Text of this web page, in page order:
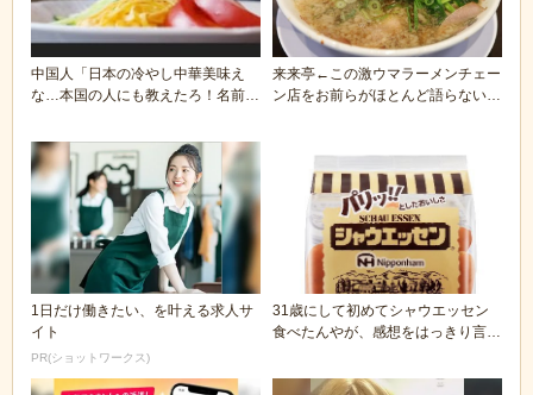
中国人「日本の冷やし中華美味え
な…本国の人にも教えたろ！名前
来来亭←この激ウマラーメンチェー
ン店をお前らがほとんど語らない理
1日だけ働きたい、を叶える求人サ
イト
PR(ショットワークス)
31歳にして初めてシャウエッセン
食べたんやが、感想をはっきり言う